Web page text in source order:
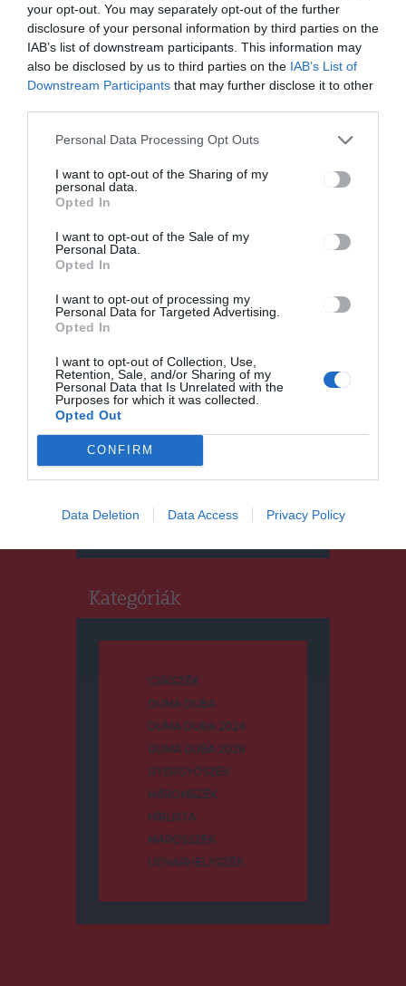
your opt-out. You may separately opt-out of the further
disclosure of your personal information by third parties on the
IAB’s list of downstream participants. This information may
also be disclosed by us to third parties on the IAB’s List of
Downstream Participants that may further disclose it to other
Personal Data Processing Opt Outs
I want to opt-out of the Sharing of my
personal data.
Opted In
I want to opt-out of the Sale of my
Personal Data.
Opted In
I want to opt-out of processing my
Personal Data for Targeted Advertising.
Opted In
I want to opt-out of Collection, Use,
Retention, Sale, and/or Sharing of my
Personal Data that Is Unrelated with the
Purposes for which it was collected.
Opted Out
CONFIRM
Data Deletion Data Access Privacy Policy
HÍRLISTA
Nem kötelezik arra a
beoltatlan egészségügyi
személyzetet, hogy saját
HÍRLISTA
Megyénket is érintő sárga
Meteorológiai Szolgálat
Keresés
Keresés:
Kategóriák
CSÍKSZÉK
DUMA DUBA
DUMA DUBA 2024
DUMA DUBA 2026
GYERGYÓSZÉK
HÁROMSZÉK
HÍRLISTA
MAROSSZÉK
UDVARHELYSZÉK